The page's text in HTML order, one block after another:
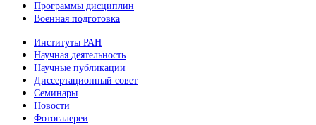
Программы дисциплин
Военная подготовка
Институты РАН
Научная деятельность
Научные публикации
Диссертационный совет
Семинары
Новости
Фотогалереи